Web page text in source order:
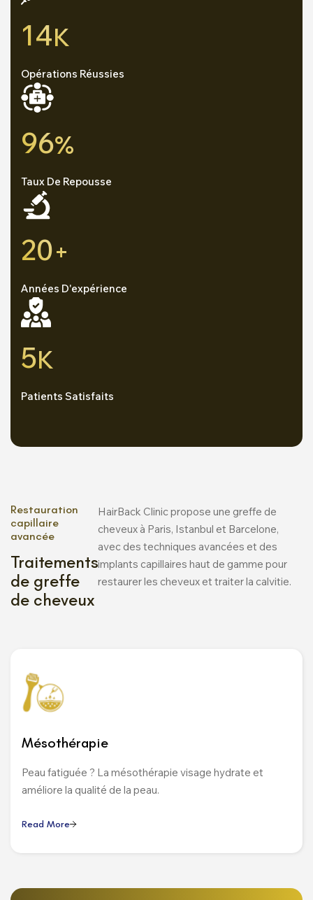
14K
Opérations Réussies
96%
Taux De Repousse
20+
Années D'expérience
5K
Patients Satisfaits
Restauration
capillaire
avancée
Traitements
de greffe
de cheveux
HairBack Clinic propose une greffe de
cheveux à Paris, Istanbul et Barcelone,
avec des techniques avancées et des
implants capillaires haut de gamme pour
restaurer les cheveux et traiter la calvitie.
Mésothérapie
Peau fatiguée ? La mésothérapie visage hydrate et
améliore la qualité de la peau.
Read More